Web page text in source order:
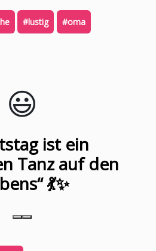
#lustig #oma
😃️
ist ein
Tanz auf den
💃✨